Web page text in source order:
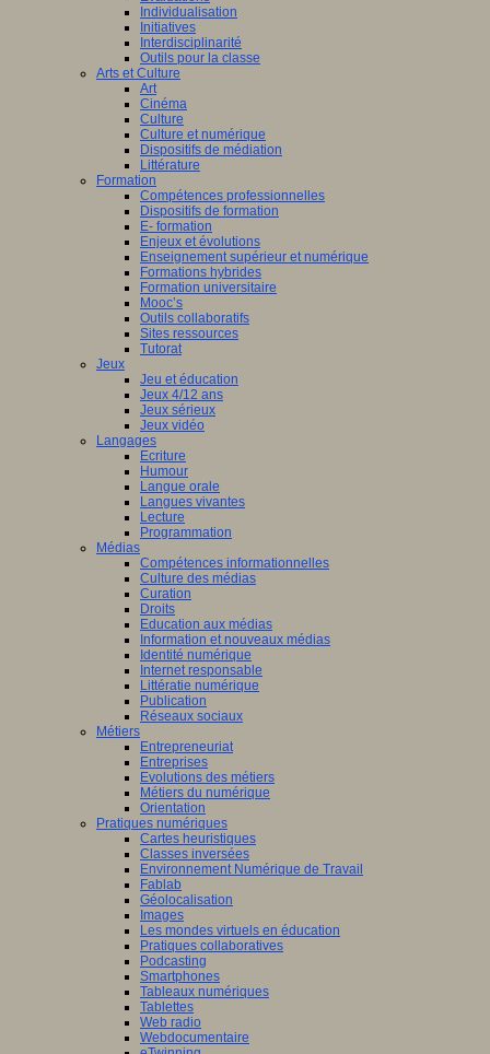
Individualisation
Initiatives
Interdisciplinarité
Outils pour la classe
Arts et Culture
Art
Cinéma
Culture
Culture et numérique
Dispositifs de médiation
Littérature
Formation
Compétences professionnelles
Dispositifs de formation
E- formation
Enjeux et évolutions
Enseignement supérieur et numérique
Formations hybrides
Formation universitaire
Mooc’s
Outils collaboratifs
Sites ressources
Tutorat
Jeux
Jeu et éducation
Jeux 4/12 ans
Jeux sérieux
Jeux vidéo
Langages
Ecriture
Humour
Langue orale
Langues vivantes
Lecture
Programmation
Médias
Compétences informationnelles
Culture des médias
Curation
Droits
Education aux médias
Information et nouveaux médias
Identité numérique
Internet responsable
Littératie numérique
Publication
Réseaux sociaux
Métiers
Entrepreneuriat
Entreprises
Evolutions des métiers
Métiers du numérique
Orientation
Pratiques numériques
Cartes heuristiques
Classes inversées
Environnement Numérique de Travail
Fablab
Géolocalisation
Images
Les mondes virtuels en éducation
Pratiques collaboratives
Podcasting
Smartphones
Tableaux numériques
Tablettes
Web radio
Webdocumentaire